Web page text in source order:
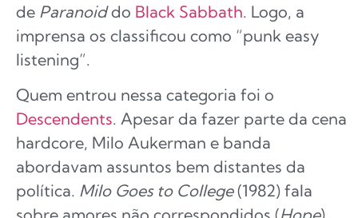
de Paranoiddo Black Sabbath. Logo, a
imprensa os classificou como “punk easy
listening”.
Quem entrou nessa categoria foi o
Descendents. Apesar da fazer parte da cena
hardcore, Milo Aukerman e banda
abordavam assuntos bem distantes da
política. Milo Goes to College(1982) fala